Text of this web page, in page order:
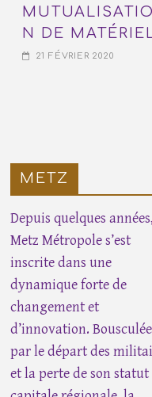
MUTUALISATIO
N DE
21 FÉVRIER 2020
METZ
Depuis quelques années,
Metz Métropole s’est
inscrite dans une
dynamique forte de
changement et
d’innovation. Bousculée
par le départ des
et la perte de son statut